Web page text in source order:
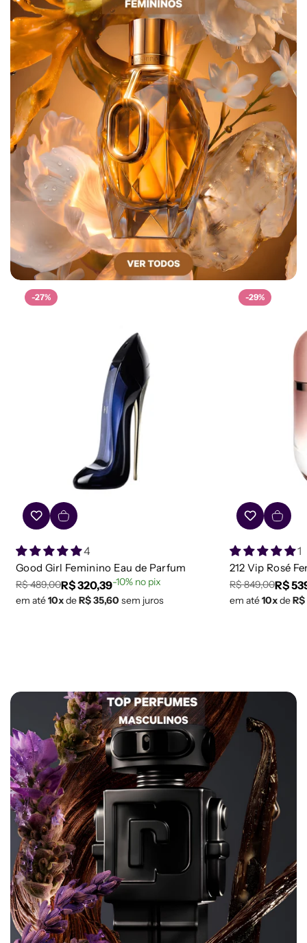
-27%
4
Good Girl Feminino Eau de Parfum
Preço
regular
R$ 489,00
Preço
de
R$ 320,39-10% no pix
em até10xdeR$ 35,60 sem juros
-29%
1
212 Vip Rosé
Preço
regular
R$ 849,00
Preço
de
R$
em até10xde